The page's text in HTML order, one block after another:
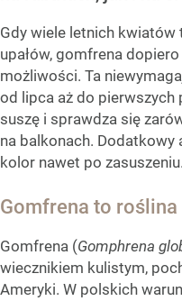
Gdy wiele letnich
upałów, gomfrena
możliwości. Ta
od lipca aż do pierwszych
suszę i sprawdza się
na balkonach.
kolor nawet po zasuszeniu.
Gomfrena to
Gomfrena (Gomphrena
wiecznikiem kulistym,
Ameryki. W polskich